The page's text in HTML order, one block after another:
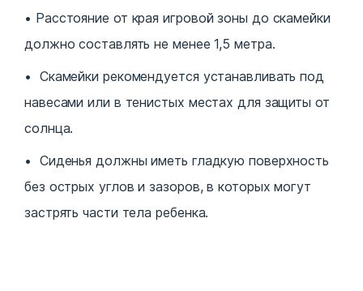
Расстояние от края игровой зоны до скамейки
должно составлять не менее 1,5 метра.
Скамейки рекомендуется устанавливать под
навесами или в тенистых местах для защиты от
солнца.
Сиденья должны иметь гладкую поверхность
без острых углов и зазоров, в которых могут
застрять части тела ребенка.